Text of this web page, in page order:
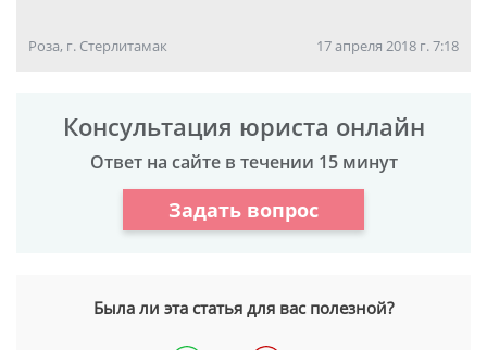
Роза, г. Стерлитамак 17 апреля 2018 г. 7:18
Консультация юриста онлайн
Ответ на сайте в течении 15 минут
Задать вопрос
Была ли эта статья для вас полезной?